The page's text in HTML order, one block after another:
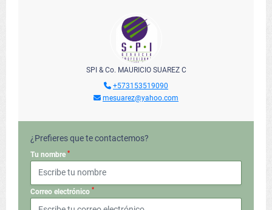
SPI & Co. MAURICIO SUAREZ C
+573153519090
mesuarez@yahoo.com
¿Prefieres que te contactemos?
Tu nombre *
Correo electrónico *